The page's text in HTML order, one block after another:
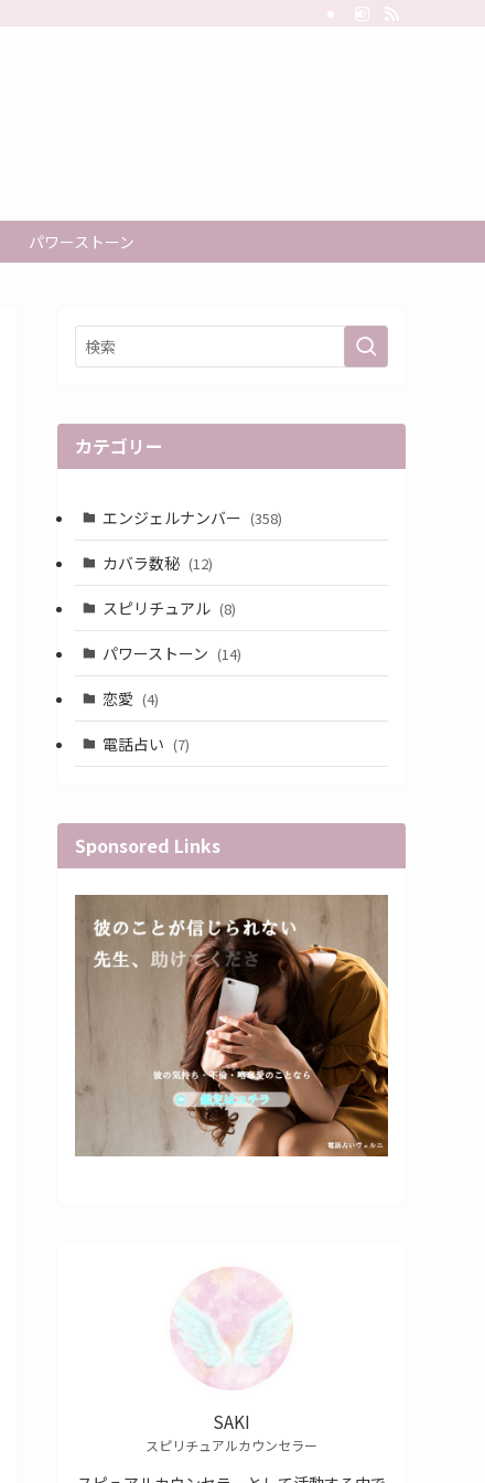
パワーストーン
カテゴリー
エンジェルナンバー (358)
カバラ数秘 (12)
スピリチュアル (8)
パワーストーン (14)
恋愛 (4)
電話占い (7)
Sponsored Links
SAKI
スピリチュアルカウンセラー